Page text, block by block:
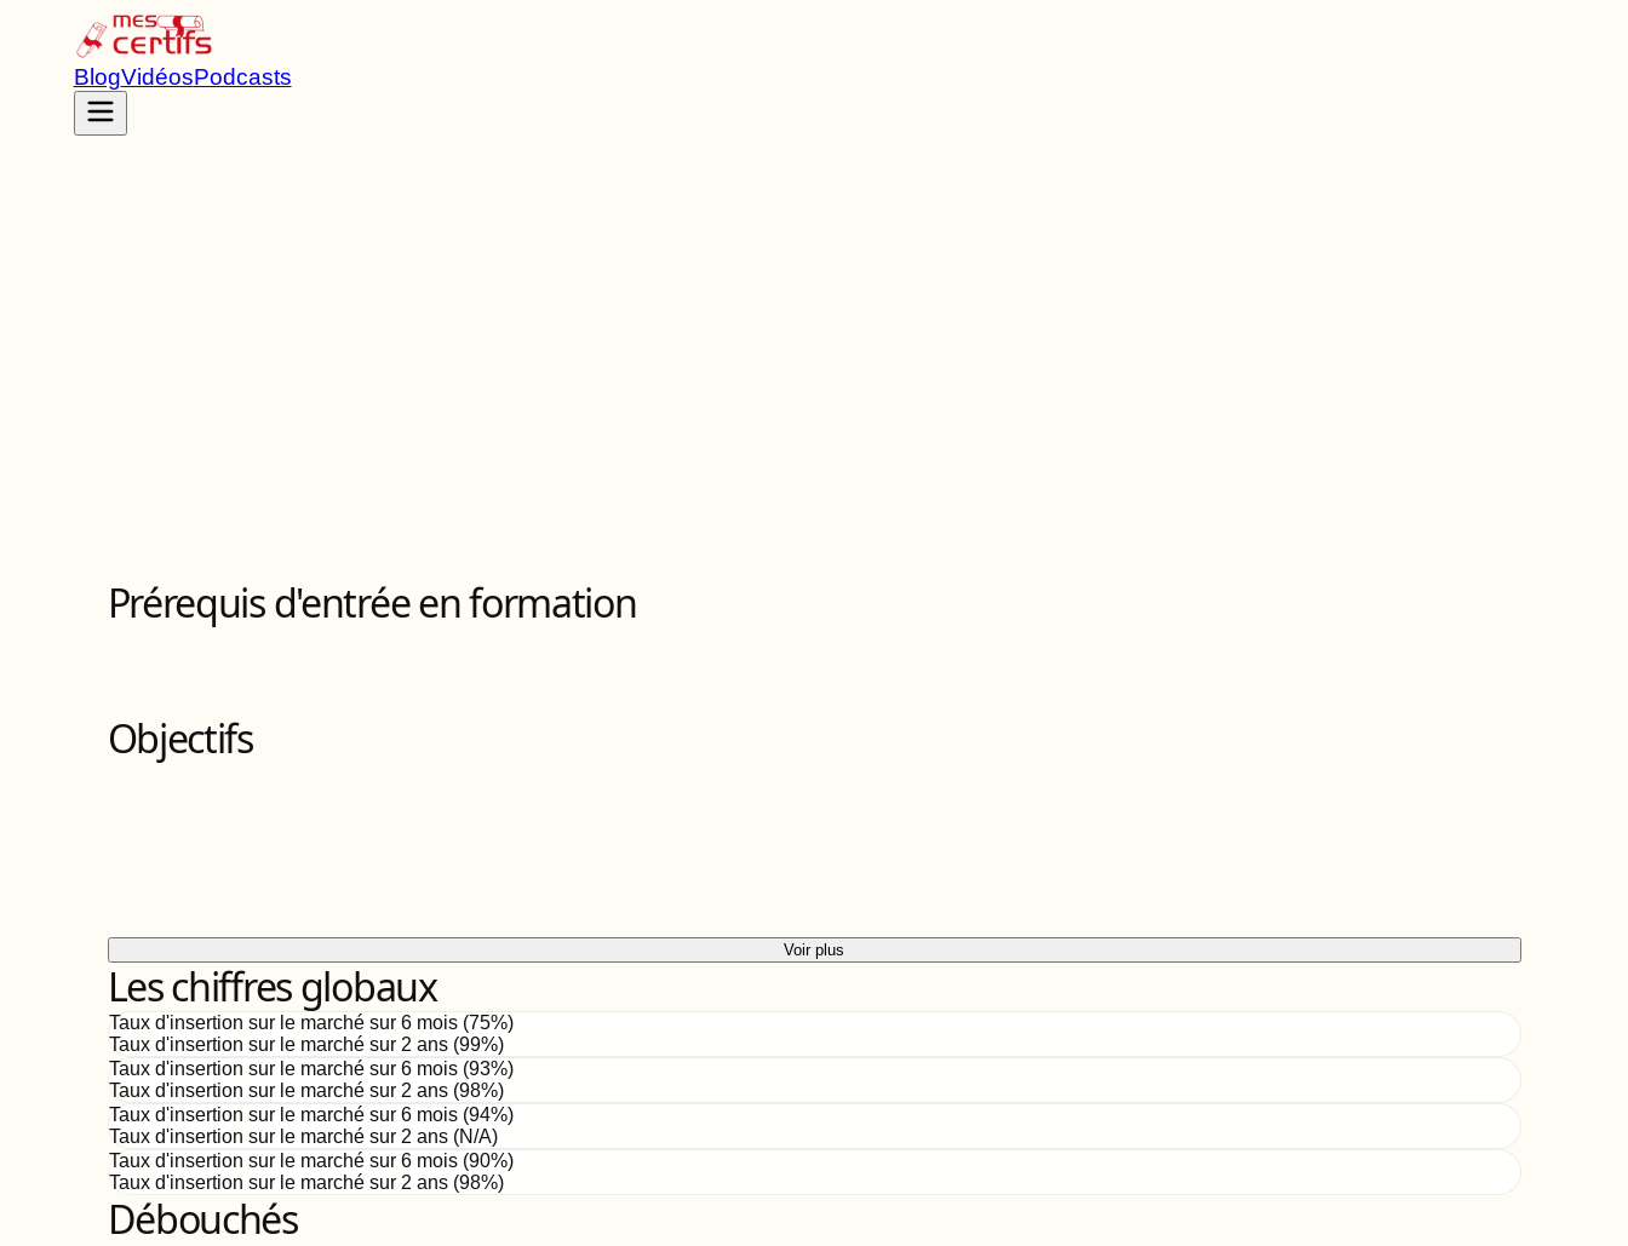
BlogVidéosPodcasts
Bloc de compétences
Prérequis d'entrée en formation
Objectifs
Voir plus
Les chiffres globaux
Taux d'insertion sur le marché sur 6 mois (75%)
Taux d'insertion sur le marché sur 2 ans (99%)
Taux d'insertion sur le marché sur 6 mois (93%)
Taux d'insertion sur le marché sur 2 ans (98%)
Taux d'insertion sur le marché sur 6 mois (94%)
Taux d'insertion sur le marché sur 2 ans (N/A)
Taux d'insertion sur le marché sur 6 mois (90%)
Taux d'insertion sur le marché sur 2 ans (98%)
Débouchés